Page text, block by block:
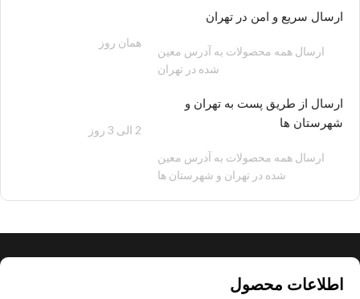
ارسال سریع و امن در تهران
ارسال همه محصولات به آدرس معین
شده در تهران
همان روز
ارسال از طریق پست به تهران و
شهرستان ها
ارسال همه محصولات به آدرس معین
شده در تهران و شهرستان ها
2 الی 3 روز
اطلاعات محصول